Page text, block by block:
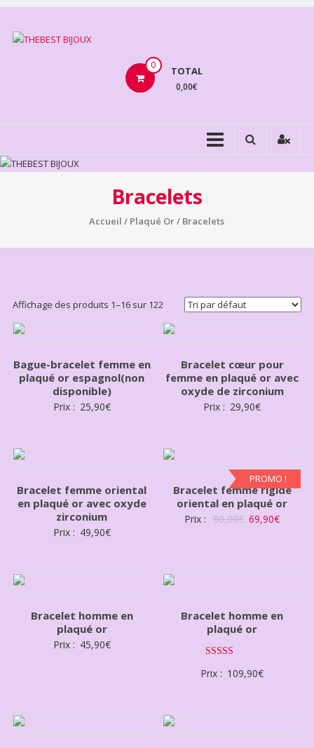
Aller
contenu
BIJOUX
0 TOTAL
0,00€
Bracelets
Accueil / Plaqué Or/ Bracelets
Affichage des produits 1–16 sur 122
Bague-bracelet femme en
plaqué or espagnol(non
disponible)
Prix : 25,90€
Bracelet cœur pour
femme en plaqué or avec
oxyde de zirconium
Prix : 29,90€
Bracelet femme oriental
en plaqué or avec oxyde
zirconium
Prix : 49,90€
PROMO !
Bracelet femme rigide
oriental en plaqué or
Prix : 80,00€ 69,90€
Bracelet homme en
plaqué or
Prix : 45,90€
Bracelet homme en
plaqué or
3.00
Prix : 109,90€